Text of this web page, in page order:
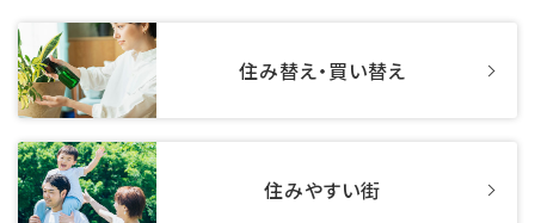
住み替え・買い替え
住みやすい街